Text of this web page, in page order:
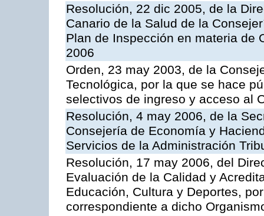
Resolución, 22 dic 2005, de la
Canario de la Salud de la
Plan de Inspección en materia de
2006
Orden, 23 may 2003, de la
Tecnológica, por la que se hace
selectivos de ingreso y acceso al
Resolución, 4 may 2006, de la
Consejería de Economía y
Servicios de la Administración
Resolución, 17 may 2006, del
Evaluación de la Calidad y
Educación, Cultura y Deportes,
correspondiente a dicho